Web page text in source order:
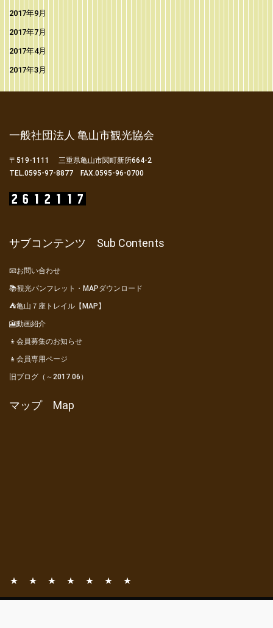
2017年9月
2017年7月
2017年4月
2017年3月
一般社団法人 亀山市観光協会
〒519-1111 三重県亀山市関町新所664-2
TEL.0595-97-8877 FAX.0595-96-0700
サブコンテンツ Sub Contents
📧お問い合わせ
📚観光パンフレット・MAPダウンロード
⛺亀山７座トレイル【MAP】
🎦動画紹介
👦会員募集のお知らせ
👧会員専用ページ
旧ブログ（～2017.06）
マップ Map
📧
📚
⛺
🎦
👦
👧
旧